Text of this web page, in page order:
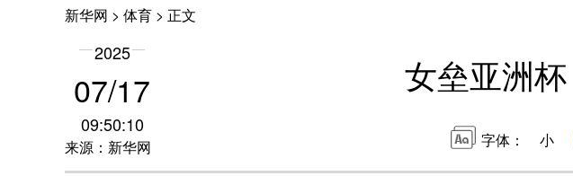
新华网 > 体育 > 正文
2025
07/17
09:50:10
来源：新华网
女垒亚洲
字体： 小